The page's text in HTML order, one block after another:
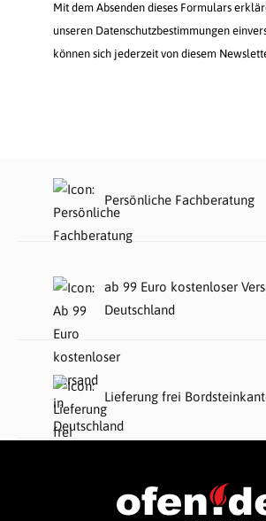
Mit dem Absenden dieses Formulars
unseren Datenschutzbestimmungen
können sich jederzeit von diesem
Persönliche Fachberatung
ab 99 Euro kostenloser
Deutschland
Lieferung frei